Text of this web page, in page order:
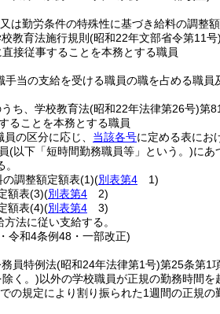
は勤労条件の特殊性に基づき給料の調整額
教育法施行規則 (昭和22年文部省令第11号)
接従事することを本務とする職員
手当の支給を受ける職員の職を占める職員
ち、学校教育法(昭和22年法律第26号)第
ることを本務とする職員
の区分に応じ、 当該各号に定める表にお
(以下「短時間勤務職員等」という。)にあ
。
調整額定額表(1)(別表第4 1)
額表(3)(別表第4 2)
額表(4)(別表第4 3)
法に従い支給する。
令和4条例48・一部改正)
員特例法(昭和24年法律第1号)第25条第1
除く。)以外の学校職員が正規の勤務時間
での規定により割り振られた1週間の正規